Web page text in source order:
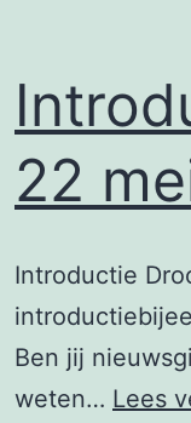
22
Introductie
Ben jij
weten… Lees